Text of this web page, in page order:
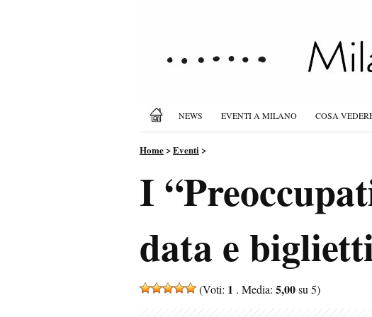
NEWS EVENTI A MILANO COSA
Home>Eventi>
I
data e
(Voti: 1 . Media: 5,00su 5)